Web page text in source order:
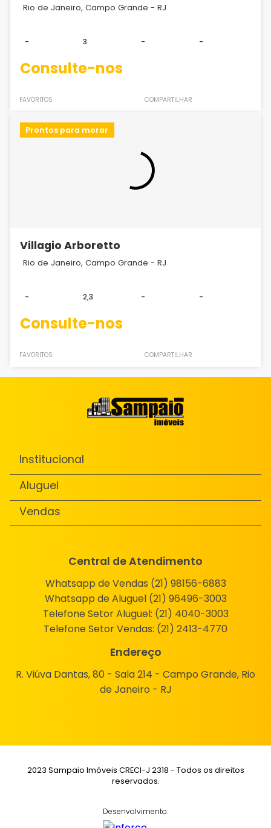
Rio de Janeiro, Campo Grande - RJ
- 3 - -
Consulte-nos
FAVORITOS COMPARTILHAR
Prontos para morar
Villagio Arboretto
Rio de Janeiro, Campo Grande - RJ
- 2,3 - -
Consulte-nos
FAVORITOS COMPARTILHAR
Institucional
Aluguel
Vendas
Central de Atendimento
Whatsapp de Vendas (21) 98156-6883
Whatsapp de Aluguel (21) 96496-3003
Telefone Setor Aluguel: (21) 4040-3003
Telefone Setor Vendas: (21) 2413-4770
Endereço
R. Viúva Dantas, 80 - Sala 214 - Campo Grande, Rio
de Janeiro - RJ
2023 Sampaio Imóveis CRECI-J 2318 - Todos os direitos
reservados.
Desenvolvimento: